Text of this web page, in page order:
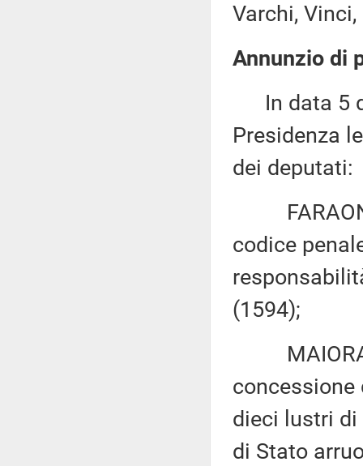
Varchi,
Annunzio di
In data 5
Presidenza
dei deputati:
codice
(1594);
dieci lustri di
di Stato